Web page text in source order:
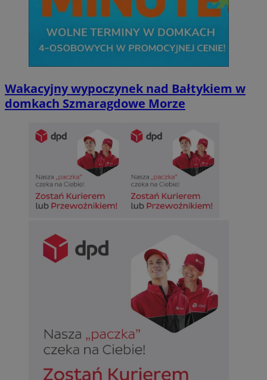
Wakacyjny wypoczynek nad Bałtykiem w
domkach Szmaragdowe Morze